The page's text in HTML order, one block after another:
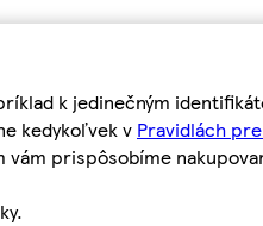
k jedinečným
kedykoľvek v Pravidlách
prispôsobíme